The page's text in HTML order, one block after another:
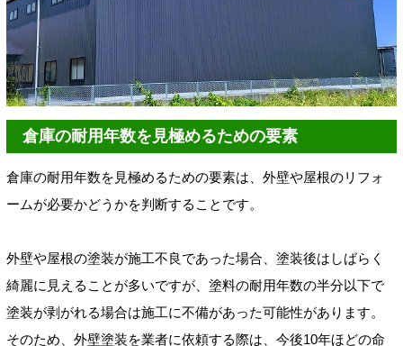
倉庫の耐用年数を見極めるための要素
倉庫の耐用年数を見極めるための要素は、外壁や屋根のリフォ
ームが必要かどうかを判断することです。
外壁や屋根の塗装が施工不良であった場合、塗装後はしばらく
綺麗に見えることが多いですが、塗料の耐用年数の半分以下で
塗装が剥がれる場合は施工に不備があった可能性があります。
そのため、外壁塗装を業者に依頼する際は、今後10年ほどの命